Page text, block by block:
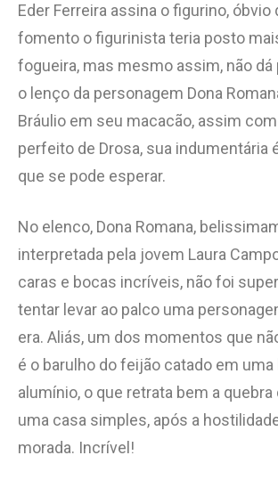
Eder Ferreira assina o figurino,
fomento o figurinista teria posto
fogueira, mas mesmo assim, não dá
o lenço da personagem Dona
Bráulio em seu macacão, assim
perfeito de Drosa, sua indumentária
que se pode esperar.
No elenco, Dona Romana,
interpretada pela jovem Laura
caras e bocas incríveis, não foi
tentar levar ao palco uma
era. Aliás, um dos momentos que
é o barulho do feijão catado em uma
alumínio, o que retrata bem a
uma casa simples, após a
morada. Incrível!